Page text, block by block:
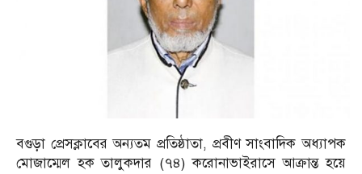
বগুড়া প্রেসক্লাবের অন্যতম প্রতিষ্ঠাতা, প্রবীণ সাংবাদিক অধ্যাপক
মোজাম্মেল হক তালুকদার (৭৪) করোনাভাইরাসে আক্রান্ত হয়ে